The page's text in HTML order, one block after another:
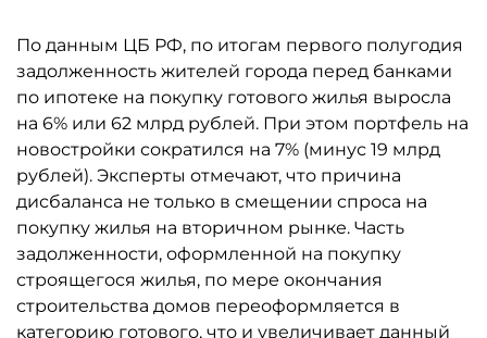
По данным ЦБ РФ, по итогам первого полугодия
задолженность жителей города перед банками
по ипотеке на покупку готового жилья выросла
на 6% или 62 млрд рублей. При этом портфель на
новостройки сократился на 7% (минус 19 млрд
рублей). Эксперты отмечают, что причина
дисбаланса не только в смещении спроса на
покупку жилья на вторичном рынке. Часть
задолженности, оформленной на покупку
строящегося жилья, по мере окончания
строительства домов переоформляется в
категорию готового, что и увеличивает данный